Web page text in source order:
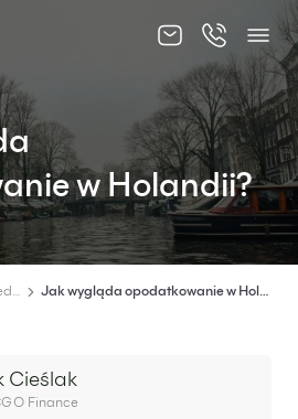
w Holandii?
Strefa wiedzy Jak wygląda opodatkowanie w Holandii?
Cieślak
Finance